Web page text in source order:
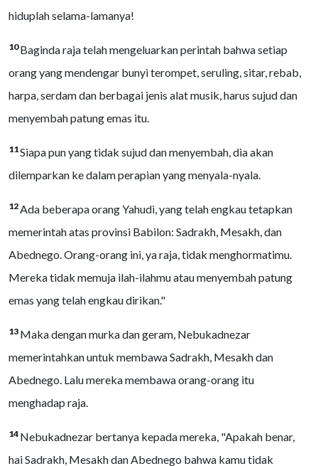
hiduplah selama-lamanya!
10Baginda raja telah mengeluarkan perintah bahwa setiap
orang yang mendengar bunyi terompet, seruling, sitar, rebab,
harpa, serdam dan berbagai jenis alat musik, harus sujud dan
menyembah patung emas itu.
11Siapa pun yang tidak sujud dan menyembah, dia akan
dilemparkan ke dalam perapian yang menyala-nyala.
12Ada beberapa orang Yahudi, yang telah engkau tetapkan
memerintah atas provinsi Babilon: Sadrakh, Mesakh, dan
Abednego. Orang-orang ini, ya raja, tidak menghormatimu.
Mereka tidak memuja ilah-ilahmu atau menyembah patung
emas yang telah engkau dirikan."
13 Maka dengan murka dan geram, Nebukadnezar
memerintahkan untuk membawa Sadrakh, Mesakh dan
Abednego. Lalu mereka membawa orang-orang itu
menghadap raja.
14 Nebukadnezar bertanya kepada mereka, "Apakah benar,
hai Sadrakh, Mesakh dan Abednego bahwa kamu tidak